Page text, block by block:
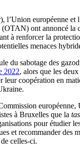
l’Union européenne et
ont annoncé la
à renforcer la
menaces
du sabotage des
2022, alors que les
leur coopération en
à Bruxelles que la
pour étudier
et recommander des
celles-ci.